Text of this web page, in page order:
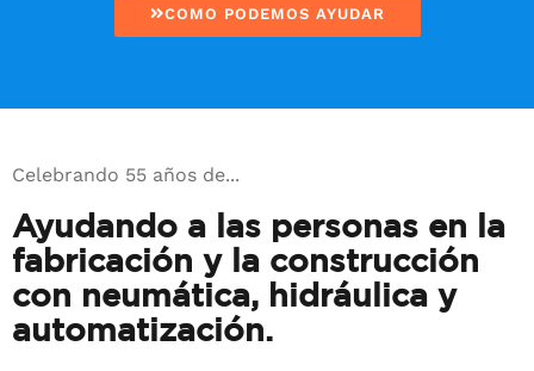
COMO PODEMOS AYUDAR
Celebrando 55 años de...
Ayudando a las personas en la
fabricación y la construcción
con neumática, hidráulica y
automatización.